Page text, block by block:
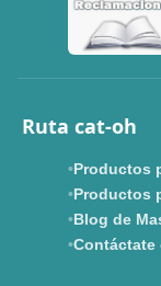
Ruta cat-oh
Productos
Productos
Blog de
Contáctate